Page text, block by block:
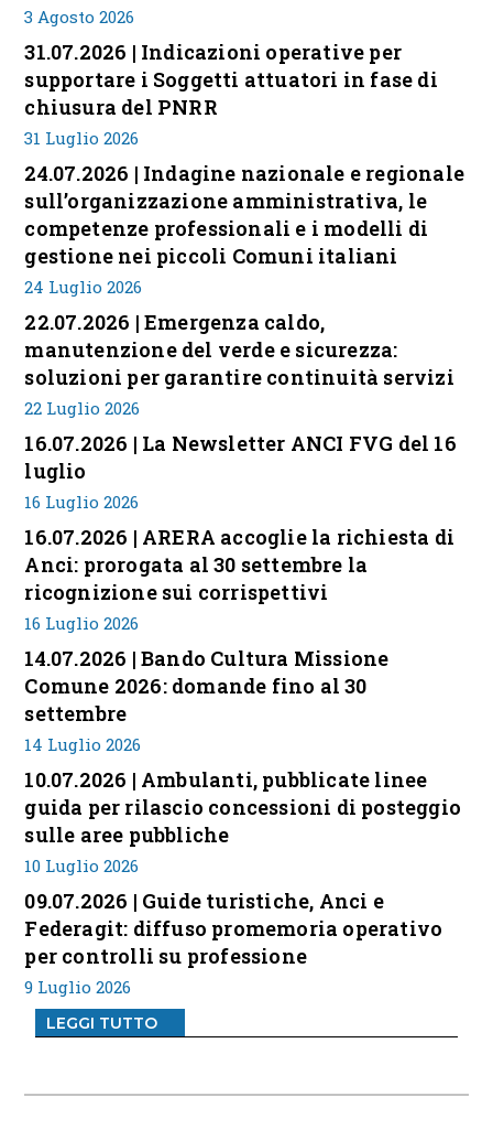
3 Agosto 2026
31.07.2026 | Indicazioni operative per
supportare i Soggetti attuatori in fase di
chiusura del PNRR
31 Luglio 2026
24.07.2026 | Indagine nazionale e regionale
sull’organizzazione amministrativa, le
competenze professionali e i modelli di
gestione nei piccoli Comuni italiani
24 Luglio 2026
22.07.2026 | Emergenza caldo,
manutenzione del verde e sicurezza:
soluzioni per garantire continuità servizi
22 Luglio 2026
16.07.2026 | La Newsletter ANCI FVG del 16
luglio
16 Luglio 2026
16.07.2026 | ARERA accoglie la richiesta di
Anci: prorogata al 30 settembre la
ricognizione sui corrispettivi
16 Luglio 2026
14.07.2026 | Bando Cultura Missione
Comune 2026: domande fino al 30
settembre
14 Luglio 2026
10.07.2026 | Ambulanti, pubblicate linee
guida per rilascio concessioni di posteggio
sulle aree pubbliche
10 Luglio 2026
09.07.2026 | Guide turistiche, Anci e
Federagit: diffuso promemoria operativo
per controlli su professione
9 Luglio 2026
LEGGI TUTTO